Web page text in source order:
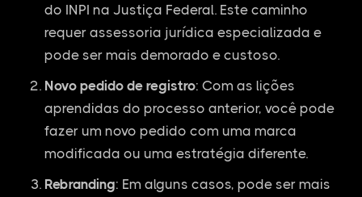
do INPI na Justiça Federal. Este caminho
requer assessoria jurídica especializada e
pode ser mais demorado e custoso.
Novo pedido de registro: Com as lições
aprendidas do processo anterior, você pode
fazer um novo pedido com uma marca
modificada ou uma estratégia diferente.
Rebranding: Em alguns casos, pode ser mais